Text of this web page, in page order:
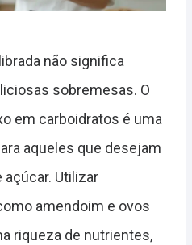
não significa
sobremesas. O
em carboidratos é uma
aqueles que desejam
açúcar. Utilizar
amendoim e ovos
riqueza de nutrientes,